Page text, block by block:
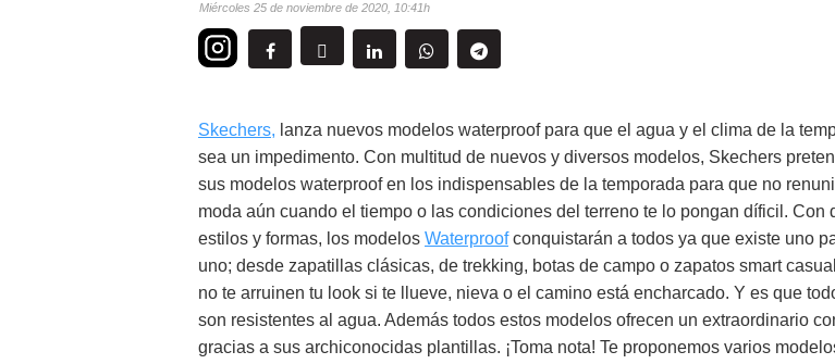
miércoles 25 de noviembre de 2020 10:41h
Skechers, lanza nuevos modelos waterproof para que el agua y el clima de la
sea un impedimento. Con multitud de nuevos y diversos modelos, Skechers
sus modelos waterproof en los indispensables de la temporada para que no
moda aún cuando el tiempo o las condiciones del terreno te lo pongan díficil. Con
estilos y formas, los modelos Waterproofconquistarán a todos ya que existe uno
uno; desde zapatillas clásicas, de trekking, botas de campo o zapatos smart
no te arruinen tu look si te llueve, nieva o el camino está encharcado. Y es que
son resistentes al agua. Además todos estos modelos ofrecen un extraordinario
gracias a sus archiconocidas plantillas. ¡Toma nota! Te proponemos varios